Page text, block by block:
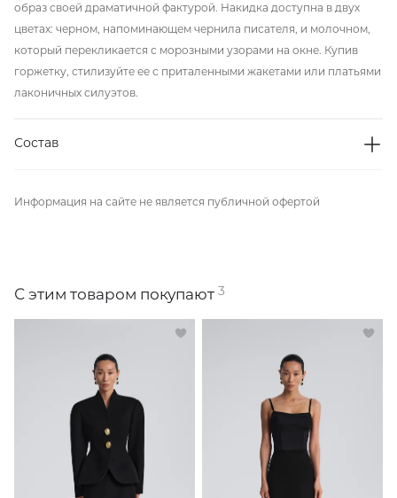
образ своей драматичной фактурой. Накидка доступна в двух
цветах: черном, напоминающем чернила писателя, и молочном,
который перекликается с морозными узорами на окне. Купив
горжетку, стилизуйте ее с приталенными жакетами или платьями
лаконичных силуэтов.
Состав
Информация на сайте не является публичной офертой
С этим товаром покупают 3